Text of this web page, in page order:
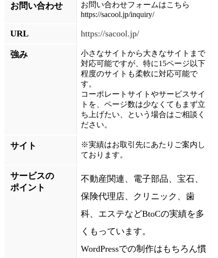
お問い合わせ
お問い合わせフォームはこちら
https://sacool.jp/inquiry/
URL https://sacool.jp/
強み
小さなサイトから大きなサイトまで
対応可能ですが、特に15ページ以下
程度のサイトも柔軟に対応可能で
す。
コーポレートサイトやサービスサイ
トを、ページ数は少なくてもまず立
ち上げたい、という場合はご相談く
ださい。
サイト
※実績はお取引先にあたりご案内し
ております。
サービスの
ポイント
不動産関連、電子部品、宝石、
保険代理店、クリニック、歯
科、エステなどBtoCの実績を多
くもっています。
WordPressでの制作はもちろん慣